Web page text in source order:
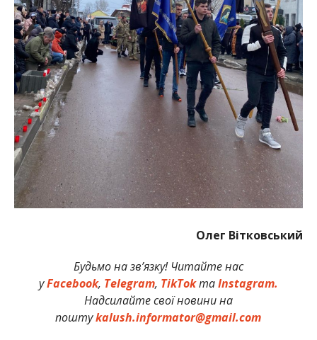
Олег Вітковський
Будьмо на зв’язку! Читайте нас
уFacebook, Telegram, TikTokтаInstagram.
Надсилайте свої новини на
поштуkalush.informator@gmail.com